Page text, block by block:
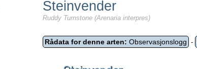
Steinvender
Ruddy Turnstone (Arenaria interpres)
Rådata for denne arten: Observasjonslogg -